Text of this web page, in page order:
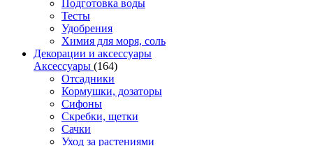
Подготовка воды
Тесты
Удобрения
Химия для моря, соль
Декорации и аксессуары
Аксессуары (164)
Отсадники
Кормушки, дозаторы
Сифоны
Скребки, щетки
Сачки
Уход за растениями